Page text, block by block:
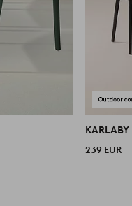
KARLABY
239 EUR